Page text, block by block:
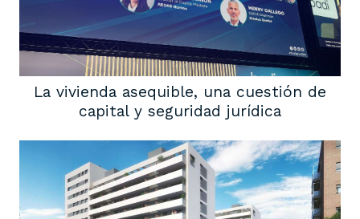
La vivienda asequible, una cuestión de
capital y seguridad jurídica